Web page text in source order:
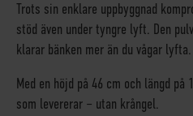
Trots sin enklare uppbyggnad
stöd även under tyngre lyft. Den
klarar bänken mer än du vågar lyfta.
Med en höjd på 46 cm och längd
som levererar – utan krångel.